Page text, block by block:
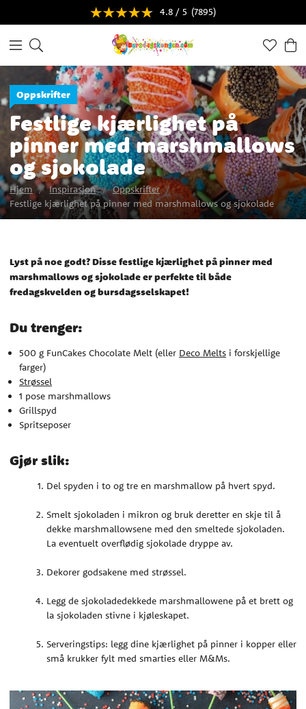
4.8 / 5 (7895)
Oppskrifter
Festlige kjærlighet på
pinner med marshmallows
og sjokolade
Hjem Inspirasjon
Oppskrifter
Festlige kjærlighet på pinner med marshmallows og sjokolade
Lyst på noe godt? Disse festlige kjærlighet på pinner med
marshmallows og sjokolade er perfekte til både
fredagskvelden og bursdagsselskapet!
Du trenger:
500 g FunCakes Chocolate Melt (eller Deco Melts i forskjellige
farger)
Strøssel
1 pose marshmallows
Grillspyd
Spritseposer
Gjør slik:
Del spyden i to og tre en marshmallow på hvert spyd.
Smelt sjokoladen i mikron og bruk deretter en skje til å
dekke marshmallowsene med den smeltede sjokoladen.
La eventuelt overflødig sjokolade dryppe av.
Dekorer godsakene med strøssel.
Legg de sjokoladedekkede marshmallowene på et brett og
la sjokoladen stivne i kjøleskapet.
Serveringstips: legg dine kjærlighet på pinner i kopper eller
små krukker fylt med smarties eller M&Ms.